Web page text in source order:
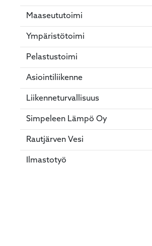
Maaseututoimi
Ympäristötoimi
Pelastustoimi
Asiointiliikenne
Liikenneturvallisuus
Simpeleen Lämpö Oy
Rautjärven Vesi
Ilmastotyö